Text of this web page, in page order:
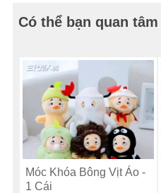
Có thể bạn quan tâm
Móc Khóa Bông Vịt Áo -
1 Cái